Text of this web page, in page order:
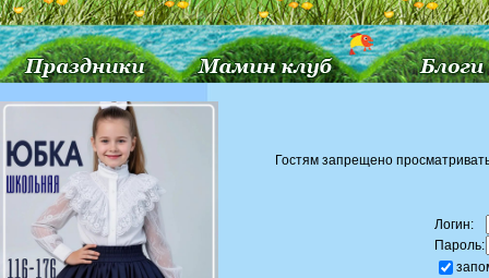
Гостям запрещено
Логин:
Пароль: